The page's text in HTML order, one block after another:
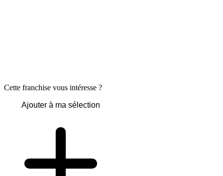
Cette franchise vous intéresse ?
Ajouter à ma sélection